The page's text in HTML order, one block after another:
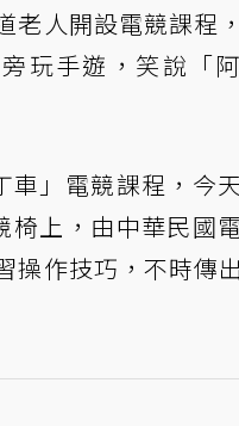
老人開設電競課程
玩手遊，笑說「
」電競課程，今
上，由中華民國
操作技巧，不時傳